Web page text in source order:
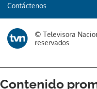
Contáctenos
© Televisora
reservados